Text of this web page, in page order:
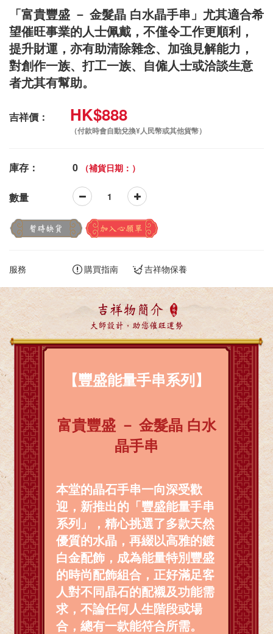
「富貴豐盛 － 金髮晶 白水晶手串」尤其適合希
望催旺事業的人士佩戴，不僅令工作更順利，
提升財運，亦有助清除雜念、加強見解能力，
對創作一族、打工一族、自僱人士或洽談生意
者尤其有幫助。
吉祥價： HK$888
（付款時會自動兌換¥人民幣或其他貨幣）
庫存： 0 （補貨日期：）
數量
暫時缺貨 加入心願單
服務 購買指南 吉祥物保養
吉祥物簡介
大師設計，助您催旺運勢
【豐盛能量手串系列】
富貴豐盛 － 金髮晶 白水
晶手串
本堂的晶石手串一向深受歡
迎，新推出的「豐盛能量手串
系列」，精心挑選了多款天然
優質的水晶，再綴以高雅的鍍
白金配飾，成為能量特別豐盛
的時尚配飾組合，正好滿足客
人對不同晶石的配襯及功能需
求，不論任何人生階段或場
合，總有一款能符合所需。